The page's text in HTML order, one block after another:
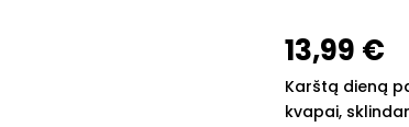
13,99 €
Karštą dieną
kvapai,